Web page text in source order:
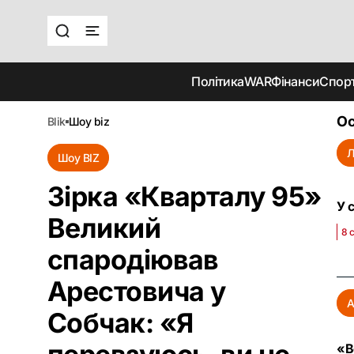
ПолітикаWARФінанси
blik шоу biz
Шоу BIZ
Зірка «‎Кварталу 95»
Великий
спародіював
Арестовича у
Собчак: «Я
У
8